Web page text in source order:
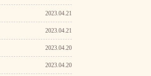
2023.04.21
2023.04.21
2023.04.20
2023.04.20